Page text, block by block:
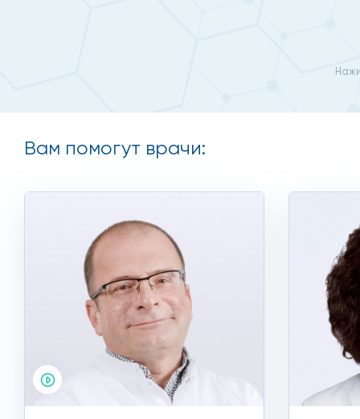
Аритмия диагностируется терапевтом или
Чреспищеводное электрофизиологическое
Вспомогательные диагностические пробы (с
Пройти полноценное комплексное обследование
Лечение аритмии зависит от ее причины, вида
терапию основного заболевания и устраняют
терапию, корректируют диету и образ жизни. При
сердца у женщин часто требуется на фоне
Если же сбои в работе сердца вызваны
подбирая их под контролем ЭКГ. Эффективно
Вам помогут врачи: